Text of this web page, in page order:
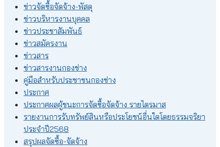
ข่าวจัดซื้อจัดจ้าง-พัสดุ
ข่าวบริหารงานบุคคล
ข่าวประชาสัมพันธ์
ข่าวสมัครงาน
ข่าวสาร
ข่าวสารงานกองช่าง
คู่มือสำหรับประชาชนกองช่าง
ประกาศ
ประกาศผลผู้ชนะการจัดซื้อจัดจ้าง รายไตรมาส
รายงานการรับทรัพย์สินหรือประโยชน์อื่นใดโดยธรรมจริยา
ประจำปี2568
สรุปผลจัดซื้อ-จัดจ้าง